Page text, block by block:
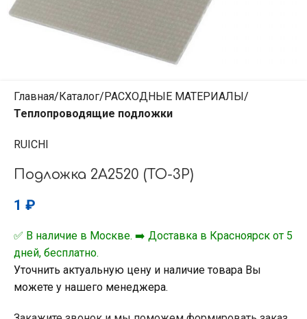
Главная Каталог РАСХОДНЫЕ МАТЕРИАЛЫ
Теплопроводящие подложки
RUICHI
Подложка 2A2520 (ТО-3Р)
1 ₽
✅ В наличие в Москве. ➡️ Доставка в Красноярск от 5
дней, бесплатно.
Уточнить актуальную цену и наличие товара Вы
можете у нашего менеджера.